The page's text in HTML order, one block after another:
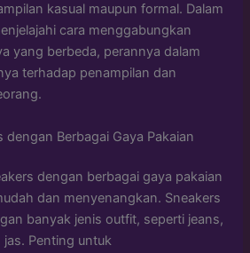
kasual maupun formal. Dalam
cara menggabungkan
yang berbeda, perannya dalam
terhadap penampilan dan
dengan Berbagai Gaya Pakaian
dengan berbagai gaya pakaian
dan menyenangkan. Sneakers
banyak jenis outfit, seperti jeans,
Penting untuk